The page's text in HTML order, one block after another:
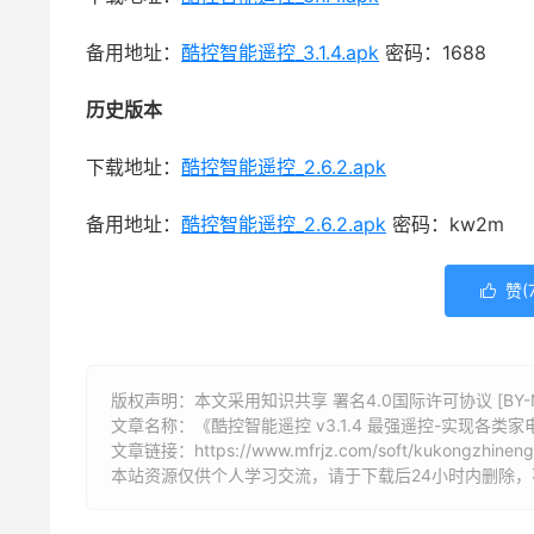
备用地址： 酷控智能遥控_3.1.4.apk 密码：1688
历史版本
下载地址： 酷控智能遥控_2.6.2.apk
备用地址： 酷控智能遥控_2.6.2.apk 密码：kw2m
 赞(
版权声明：本文采用知识共享 署名4.0国际许可协议
文章名称：《酷控智能遥控 v3.1.4 最强遥控-实现各类家
文章链接： https://www.mfrjz.com/soft/
本站资源仅供个人学习交流，请于下载后24小时内删除